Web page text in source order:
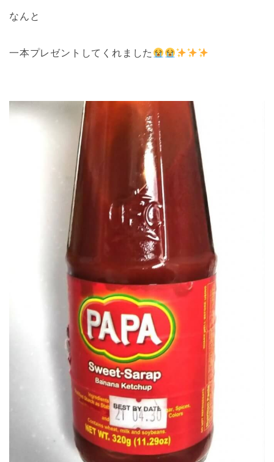
なんと
一本プレゼントしてくれました